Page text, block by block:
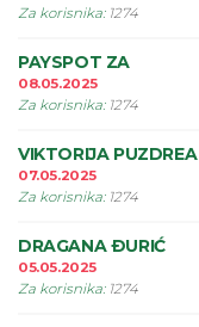
Za korisnika: 1274
PAYSPOT ZA
08.05.2025
Za korisnika: 1274
VIKTORIJA PUZDREA
07.05.2025
Za korisnika: 1274
DRAGANA ÐURIĆ
05.05.2025
Za korisnika: 1274